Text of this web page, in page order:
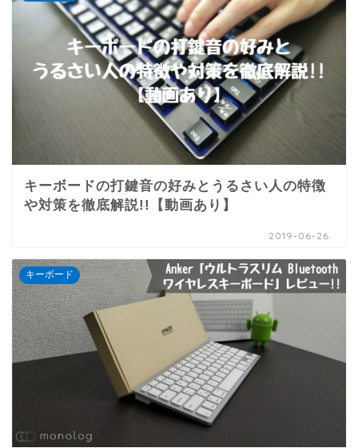
キーボードの打鍵音の好みとうるさい人の特徴
や対策を徹底解説!!【動画あり】
2019-06-26
キーボード